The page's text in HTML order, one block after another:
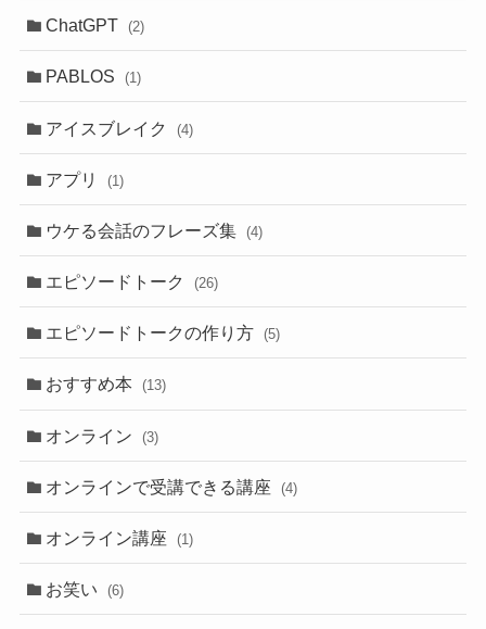
ChatGPT (2)
PABLOS (1)
アイスブレイク (4)
アプリ (1)
ウケる会話のフレーズ集 (4)
エピソードトーク (26)
エピソードトークの作り方 (5)
おすすめ本 (13)
オンライン (3)
オンラインで受講できる講座 (4)
オンライン講座 (1)
お笑い (6)